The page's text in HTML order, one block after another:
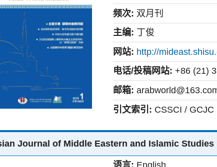
频次: 双月刊
主编: 丁俊
网站: http://
电话/投稿网站: +86 (21)
邮箱:
引文索引: CSSCI / GCJC
Journal of Middle Eastern and Islamic Studies
语言: English